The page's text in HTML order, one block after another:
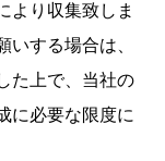
より収集致しま
する場合は、
た上で、当社の
に必要な限度に